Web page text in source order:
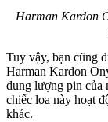
Harman Kardon
Tuy vậy, bạn cũng
Harman Kardon
dung lượng pin của
chiếc loa này hoạt
khác.